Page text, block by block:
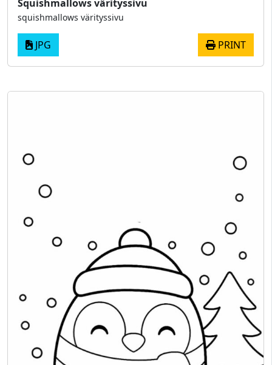
Squishmallows värityssivu
squishmallows värityssivu
JPG PRINT